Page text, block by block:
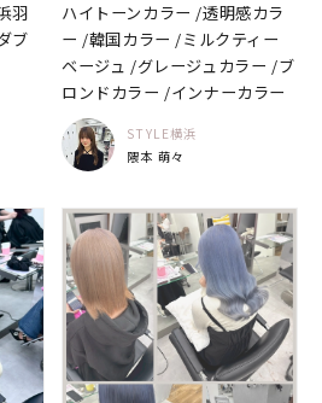
羽
ブ
ハイトーンカラー /透明感カラ
ー /韓国カラー /ミルクティー
ベージュ /グレージュカラー /ブ
ロンドカラー /インナーカラー
STYLE横浜
隈本 萌々